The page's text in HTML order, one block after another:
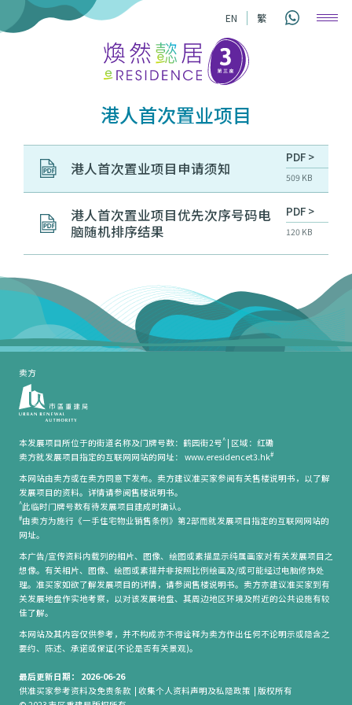
EN 繁
港人首次置业项目
港人首次置业项目申请须知
PDF >
509 KB
港人首次置业项目优先次序号码电
脑随机排序结果
PDF >
120 KB
卖方
本发展项目所位于的街道名称及门牌号数：鹤园街2号^ | 区域：红磡
卖方就发展项目指定的互联网网站的网址： www.eresidencet3.hk#
本网站由卖方或在卖方同意下发布。卖方建议准买家参阅有关售楼说明书，以了解
发展项目的资料。详情请参阅售楼说明书。
^此临时门牌号数有待发展项目建成时确认。
#由卖方为施行《一手住宅物业销售条例》第2部而就发展项目指定的互联网网站的
网址。
本广告/宣传资料内载列的相片、图像、绘图或素描显示纯属画家对有关发展项目之
想像。有关相片、图像、绘图或素描并非按照比例绘画及/或可能经过电脑修饰处
理。准买家如欲了解发展项目的详情，请参阅售楼说明书。卖方亦建议准买家到有
关发展地盘作实地考察，以对该发展地盘、其周边地区环境及附近的公共设施有较
佳了解。
本网站及其内容仅供参考，并不构成亦不得诠释为卖方作出任何不论明示或隐含之
要约、陈述、承诺或保证(不论是否有关景观)。
最后更新日期： 2026-06-26
供准买家参考资料及免责条款 | 收集个人资料声明及私隐政策 | 版权所有